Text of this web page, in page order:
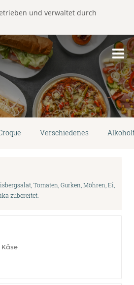
und verwaltet durch
Verschiedenes
Tomaten, Gurken, Möhren, Ei,
zubereitet.